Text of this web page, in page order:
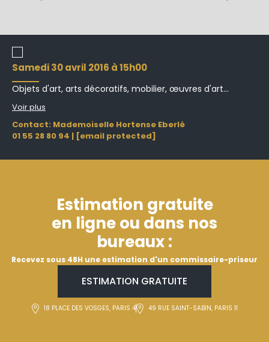
samedi 30 avril 2016 à 15h00
Objets d'art, arts décoratifs, mobilier, œuvres d'art...
Voir plus
Contact: Mademoiselle Hortense Eberlé
01 55 28 80 94 | [email protected]
Estimation gratuite
en ligne ou dans nos
bureaux :
Recevez sous 48H une estimation d'un commissaire-priseur
ESTIMATION GRATUITE
18 PLACE DES VOSGES, PARIS 4 49 RUE SAINT-SABIN, PARIS 11